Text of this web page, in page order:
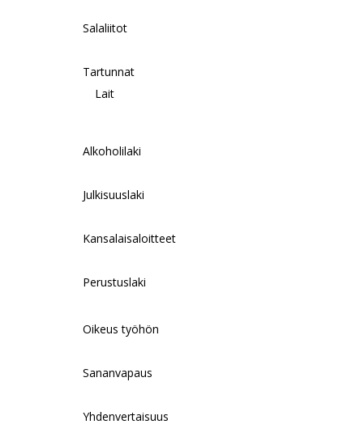
Salaliitot
Tartunnat
Lait
Alkoholilaki
Julkisuuslaki
Kansalaisaloitteet
Perustuslaki
Oikeus työhön
Sananvapaus
Yhdenvertaisuus